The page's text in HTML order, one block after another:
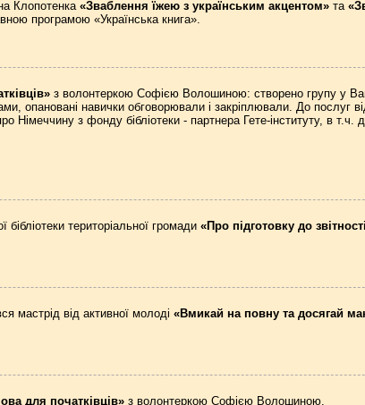
Клопотенка «Зваблення їжею з українським акцентом»та
програмою «Українська книга».
з волонтеркою Софією Волошиною: створено групу у
опановані навички обговорювали і закріплювали. До послуг
Німеччину з фонду бібліотеки - партнера Гете-інституту, в
територіальної громади «Про підготовку до
мастрід від активної молоді «Вмикай на повну та досягай
для початківців»з волонтеркою Софією Волошиною.